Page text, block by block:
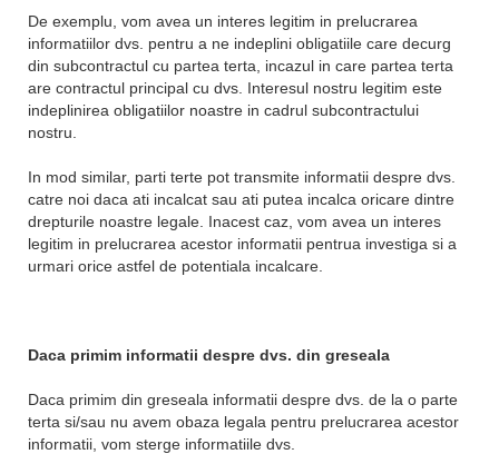
De exemplu, vom avea un interes legitim in prelucrarea
informatiilor dvs. pentru a ne indeplini obligatiile care decurg
din subcontractul cu partea terta, incazul in care partea terta
are contractul principal cu dvs. Interesul nostru legitim este
indeplinirea obligatiilor noastre in cadrul subcontractului
nostru.
In mod similar, parti terte pot transmite informatii despre dvs.
catre noi daca ati incalcat sau ati putea incalca oricare dintre
drepturile noastre legale. Inacest caz, vom avea un interes
legitim in prelucrarea acestor informatii pentrua investiga si a
urmari orice astfel de potentiala incalcare.
Daca primim informatii despre dvs. din greseala
Daca primim din greseala informatii despre dvs. de la o parte
terta si/sau nu avem obaza legala pentru prelucrarea acestor
informatii, vom sterge informatiile dvs.